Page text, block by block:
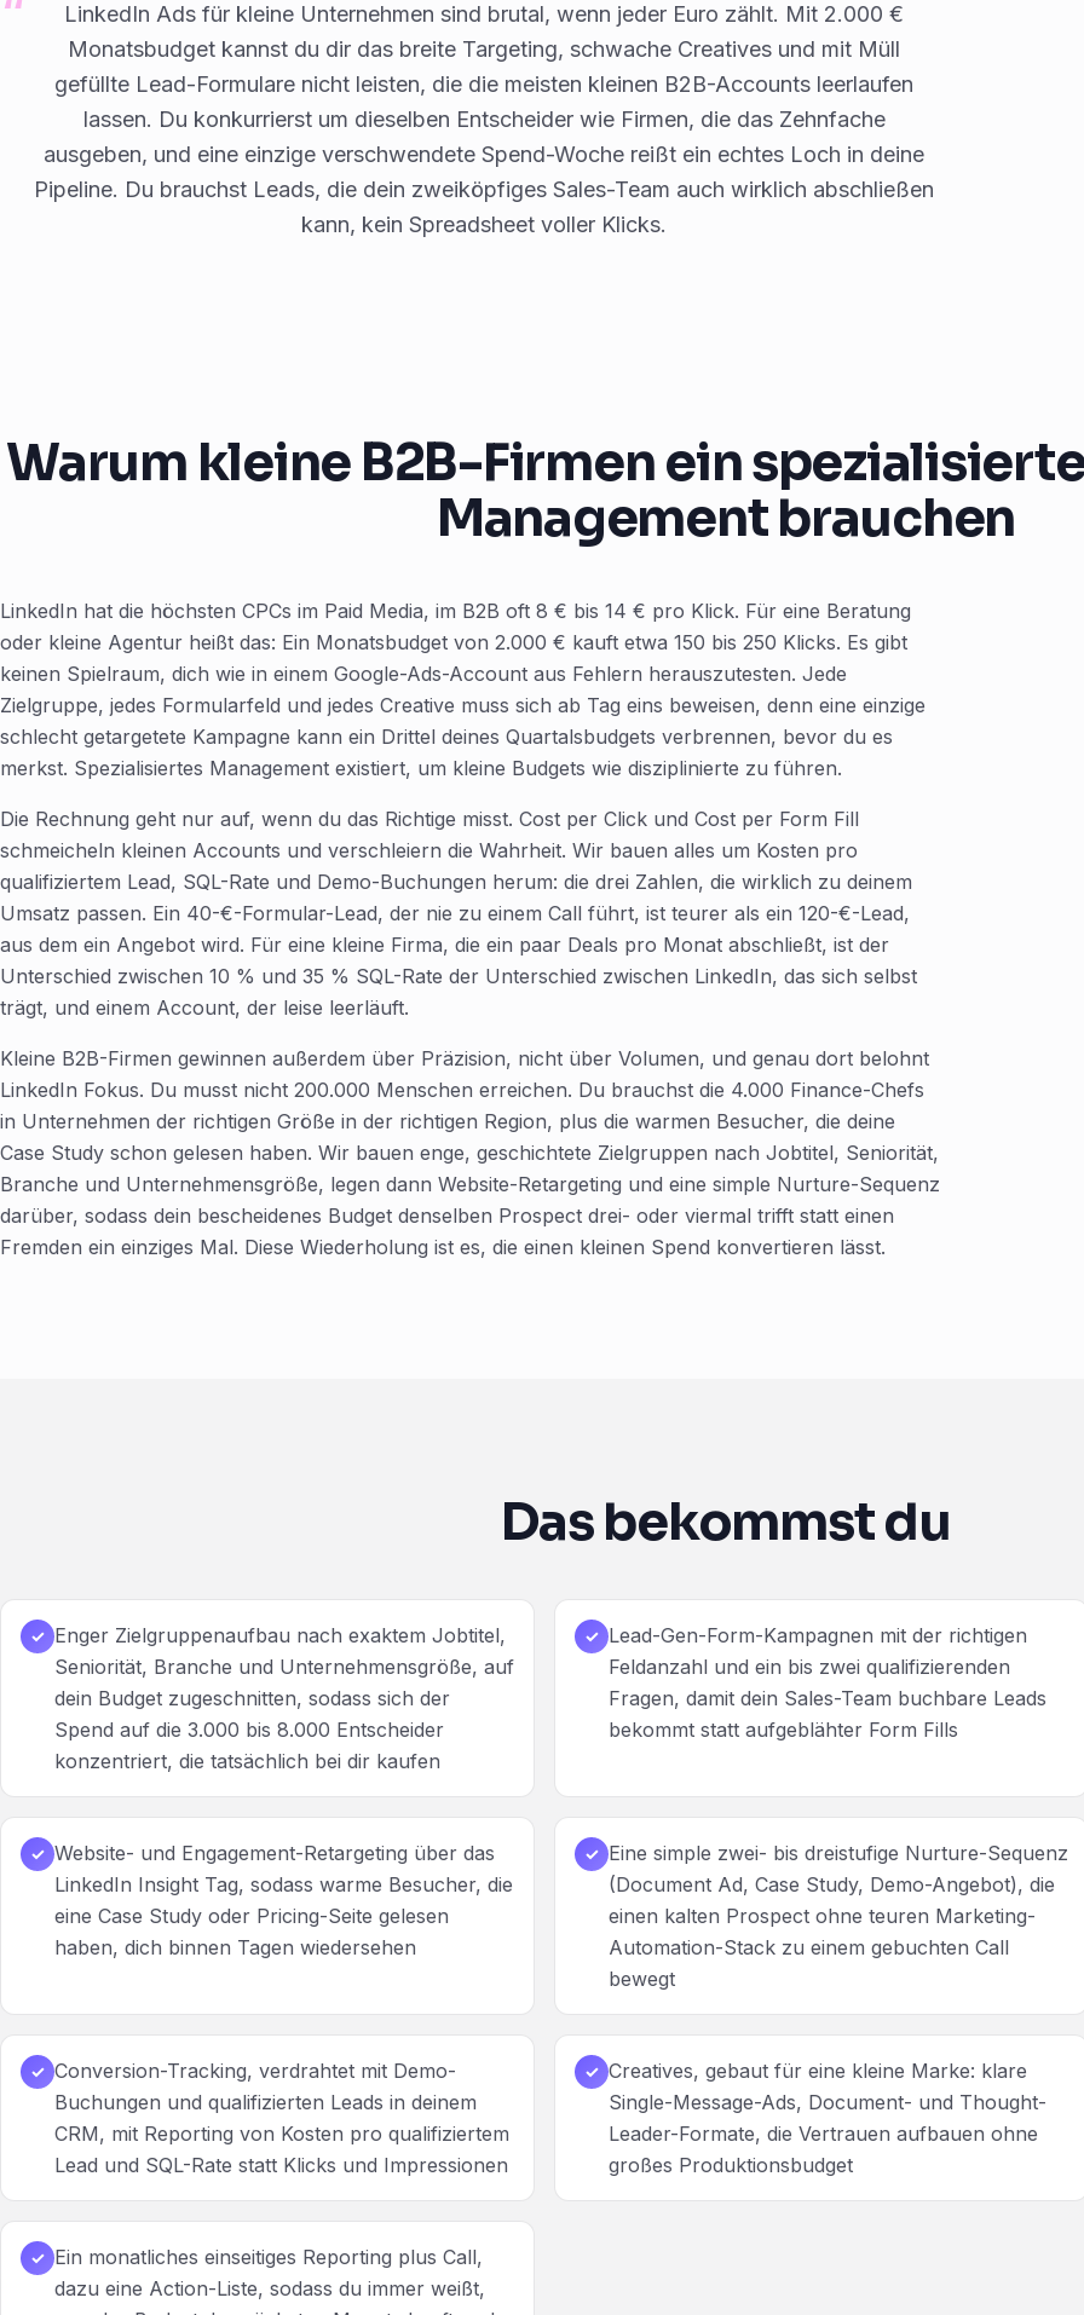
LinkedIn Ads für kleine Unternehmen sind brutal, wenn jeder Euro zählt. Mit 2.000 €
Monatsbudget kannst du dir das breite Targeting, schwache Creatives und mit Müll
gefüllte Lead-Formulare nicht leisten, die die meisten kleinen B2B-Accounts leerlaufen
lassen. Du konkurrierst um dieselben Entscheider wie Firmen, die das Zehnfache
ausgeben, und eine einzige verschwendete Spend-Woche reißt ein echtes Loch in deine
Pipeline. Du brauchst Leads, die dein zweiköpfiges Sales-Team auch wirklich abschließen
kann, kein Spreadsheet voller Klicks.
Warum kleine B2B-Firmen ein
Management brauchen
LinkedIn hat die höchsten CPCs im Paid Media, im B2B oft 8 € bis 14 € pro Klick. Für eine Beratung
oder kleine Agentur heißt das: Ein Monatsbudget von 2.000 € kauft etwa 150 bis 250 Klicks. Es gibt
keinen Spielraum, dich wie in einem Google-Ads-Account aus Fehlern herauszutesten. Jede
Zielgruppe, jedes Formularfeld und jedes Creative muss sich ab Tag eins beweisen, denn eine einzige
schlecht getargetete Kampagne kann ein Drittel deines Quartalsbudgets verbrennen, bevor du es
merkst. Spezialisiertes Management existiert, um kleine Budgets wie disziplinierte zu führen.
Die Rechnung geht nur auf, wenn du das Richtige misst. Cost per Click und Cost per Form Fill
schmeicheln kleinen Accounts und verschleiern die Wahrheit. Wir bauen alles um Kosten pro
qualifiziertem Lead, SQL-Rate und Demo-Buchungen herum: die drei Zahlen, die wirklich zu deinem
Umsatz passen. Ein 40-€-Formular-Lead, der nie zu einem Call führt, ist teurer als ein 120-€-Lead,
aus dem ein Angebot wird. Für eine kleine Firma, die ein paar Deals pro Monat abschließt, ist der
Unterschied zwischen 10 % und 35 % SQL-Rate der Unterschied zwischen LinkedIn, das sich selbst
trägt, und einem Account, der leise leerläuft.
Kleine B2B-Firmen gewinnen außerdem über Präzision, nicht über Volumen, und genau dort belohnt
LinkedIn Fokus. Du musst nicht 200.000 Menschen erreichen. Du brauchst die 4.000 Finance-Chefs
in Unternehmen der richtigen Größe in der richtigen Region, plus die warmen Besucher, die deine
Case Study schon gelesen haben. Wir bauen enge, geschichtete Zielgruppen nach Jobtitel, Seniorität,
Branche und Unternehmensgröße, legen dann Website-Retargeting und eine simple Nurture-Sequenz
darüber, sodass dein bescheidenes Budget denselben Prospect drei- oder viermal trifft statt einen
Fremden ein einziges Mal. Diese Wiederholung ist es, die einen kleinen Spend konvertieren lässt.
Das bekommst du
✓ Enger Zielgruppenaufbau nach exaktem Jobtitel,
Seniorität, Branche und Unternehmensgröße, auf
dein Budget zugeschnitten, sodass sich der
Spend auf die 3.000 bis 8.000 Entscheider
konzentriert, die tatsächlich bei dir kaufen
✓ Lead-Gen-Form-Kampagnen mit der richtigen
Feldanzahl und ein bis zwei qualifizierenden
Fragen, damit dein Sales-Team buchbare Leads
bekommt statt aufgeblähter Form Fills
✓ Website- und Engagement-Retargeting über das
LinkedIn Insight Tag, sodass warme Besucher, die
eine Case Study oder Pricing-Seite gelesen
haben, dich binnen Tagen wiedersehen
✓ Eine simple zwei- bis dreistufige Nurture-Sequenz
(Document Ad, Case Study, Demo-Angebot), die
einen kalten Prospect ohne teuren Marketing-
Automation-Stack zu einem gebuchten Call
bewegt
✓ Conversion-Tracking, verdrahtet mit Demo-
Buchungen und qualifizierten Leads in deinem
CRM, mit Reporting von Kosten pro qualifiziertem
Lead und SQL-Rate statt Klicks und Impressionen
✓ Creatives, gebaut für eine kleine Marke: klare
Single-Message-Ads, Document- und Thought-
Leader-Formate, die Vertrauen aufbauen ohne
großes Produktionsbudget
✓ Ein monatliches einseitiges Reporting plus Call,
dazu eine Action-Liste, sodass du immer weißt,